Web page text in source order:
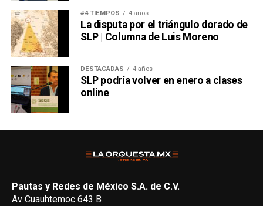
#4 TIEMPOS 4 años
La disputa por el triángulo dorado de
SLP | Columna de Luis Moreno
DESTACADAS 4 años
SLP podría volver en enero a clases
online
Pautas y Redes de México S.A. de C.V.
Av Cuauhtemoc 643 B